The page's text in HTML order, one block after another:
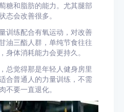
糖和脂肪的能力。尤其腿部
态会改善很多。
训练配合有氧运动，对改善
油三酯人群，单纯节食往往
身体消耗能力会更持久。
总觉得那是年轻人健身房里
合普通人的力量训练，不需
不要一直退化。